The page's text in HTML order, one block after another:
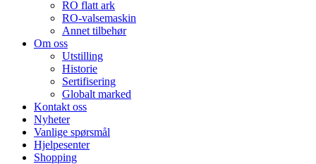
RO flatt ark
RO-valsemaskin
Annet tilbehør
Om oss
Utstilling
Historie
Sertifisering
Globalt marked
Kontakt oss
Nyheter
Vanlige spørsmål
Hjelpesenter
Shopping